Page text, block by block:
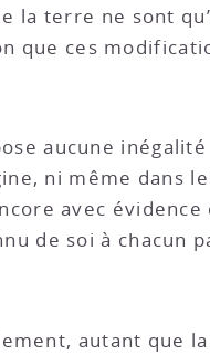
la terre ne sont
que ces
aucune
ni même dans
avec
de soi à chacun
autant que